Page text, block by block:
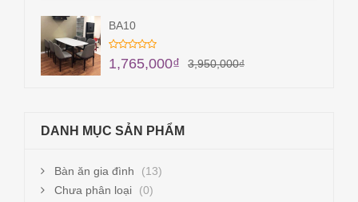
BA10
3,950,000₫
1,765,000₫
DANH MỤC SẢN PHẨM
Bàn ăn gia đình
(13)
Chưa phân loại
(0)